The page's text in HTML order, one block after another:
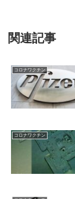
関連記事
コロナワクチン
コロナワクチン